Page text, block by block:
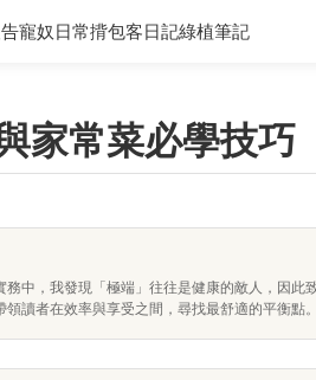
寵奴日常揹包客日記綠植筆記
家常菜必學技巧
中，我發現「極端」往往是健康的敵人，因
讀者在效率與享受之間，尋找最舒適的平衡點。